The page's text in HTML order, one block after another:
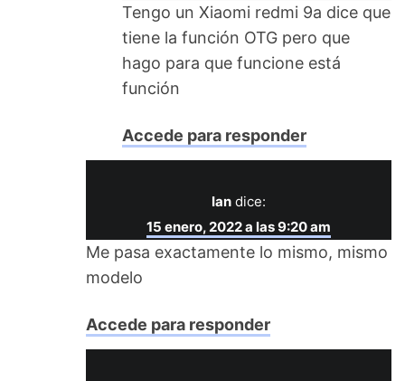
Tengo un Xiaomi redmi 9a dice que
tiene la función OTG pero que
hago para que funcione está
función
Accede para responder
Ian dice:
15 enero, 2022 a las 9:20 am
Me pasa exactamente lo mismo, mismo
modelo
Accede para responder